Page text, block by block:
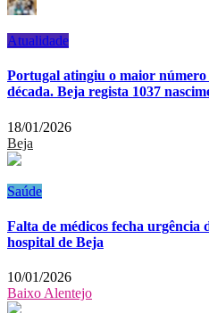
Atualidade
Portugal atingiu o maior número
década. Beja regista 1037
18/01/2026
Beja
Saúde
Falta de médicos fecha urgência
hospital de Beja
10/01/2026
Baixo Alentejo